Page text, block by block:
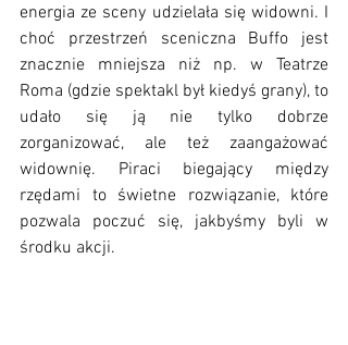
energia ze sceny udzielała się widowni. I
choć przestrzeń sceniczna Buffo jest
znacznie mniejsza niż np. w Teatrze
Roma (gdzie spektakl był kiedyś grany), to
udało się ją nie tylko dobrze
zorganizować, ale też zaangażować
widownię. Piraci biegający między
rzędami to świetne rozwiązanie, które
pozwala poczuć się, jakbyśmy byli w
środku akcji.